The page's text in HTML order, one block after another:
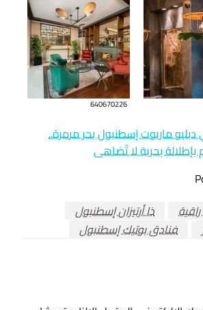
640670226
ماريوت إسطنبول بحر مرمرة..
بحرية لا تُضاهى
ذا أرتيزان إسطنبول
فنادق بوتيك إسطنبول